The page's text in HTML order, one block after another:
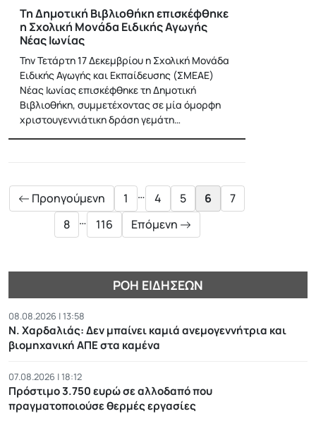
Τη Δημοτική Βιβλιοθήκη επισκέφθηκε
η Σχολική Μονάδα Ειδικής Αγωγής
Νέας Ιωνίας
Την Τετάρτη 17 Δεκεμβρίου η Σχολική Μονάδα
Ειδικής Αγωγής και Εκπαίδευσης (ΣΜΕΑΕ)
Νέας Ιωνίας επισκέφθηκε τη Δημοτική
Βιβλιοθήκη, συμμετέχοντας σε μία όμορφη
χριστουγεννιάτικη δράση γεμάτη…
Προηγούμενη 1 … 4 5 6
7
8
… 116 Επόμενη
ΡΟΉ ΕΙΔΉΣΕΩΝ
08.08.2026 | 13:58
Ν. Χαρδαλιάς: Δεν μπαίνει καμιά ανεμογεννήτρια και
βιομηχανική ΑΠΕ στα καμένα
07.08.2026 | 18:12
Πρόστιμο 3.750 ευρώ σε αλλοδαπό που
πραγματοποιούσε θερμές εργασίες